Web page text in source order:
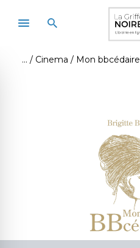
Cinema Mon bbcédaire